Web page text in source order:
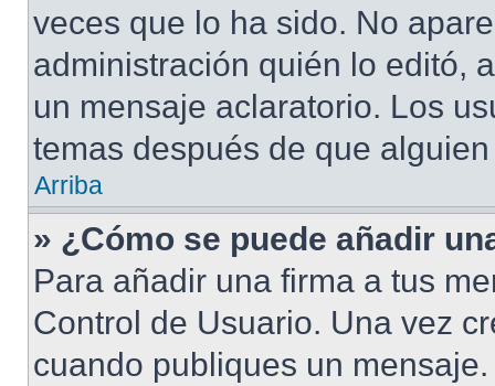
veces que lo ha sido. No
administración quién lo editó,
un mensaje aclaratorio. Los
temas después de que
Arriba
» ¿Cómo se puede añadir
Para añadir una firma a tus
Control de Usuario. Una vez
cuando publiques un